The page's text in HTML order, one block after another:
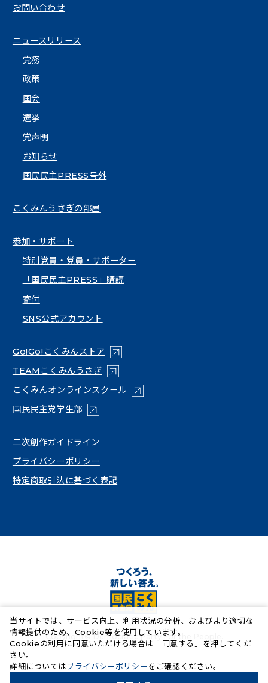
お問い合わせ
ニュースリリース
党務
政策
国会
選挙
党声明
お知らせ
国民民主PRESS号外
こくみんうさぎの部屋
参加・サポート
特別党員・党員・サポーター
「国民民主PRESS」購読
寄付
SNS公式アカウント
Go!Go!こくみんストア （新しいタブで開く）
TEAMこくみんうさぎ（新しいタブで開く）
こくみんオンラインスクール（新しいタブで開く）
国民民主党学生部（新しいタブで開く）
二次創作ガイドライン
プライバシーポリシー
特定商取引法に基づく表記
Copyright© Democratic Party For the People.
当サイトでは、サービス向上、利用状況の分析、およびより適切な
情報提供のため、Cookie等を使用しています。
Cookieの利用に同意いただける場合は「同意する」を押してくだ
さい。
詳細についてはプライバシーポリシー（新しいタブで開く）
をご確認ください。